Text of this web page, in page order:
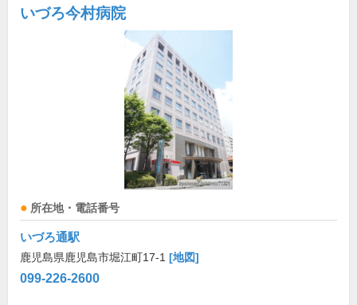
いづろ今村病院
所在地・電話番号
いづろ通駅
鹿児島県鹿児島市堀江町17-1 [地図]
099-226-2600